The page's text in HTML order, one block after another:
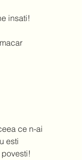
insati!
ce n-ai
esti